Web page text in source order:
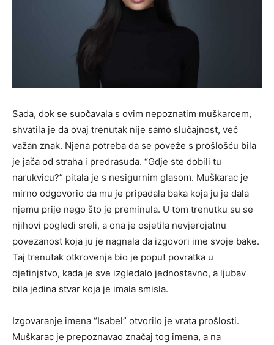
Sada, dok se suočavala s ovim nepoznatim muškarcem,
shvatila je da ovaj trenutak nije samo slučajnost, već
važan znak. Njena potreba da se poveže s prošlošću bila
je jača od straha i predrasuda. “Gdje ste dobili tu
narukvicu?” pitala je s nesigurnim glasom. Muškarac je
mirno odgovorio da mu je pripadala baka koja ju je dala
njemu prije nego što je preminula. U tom trenutku su se
njihovi pogledi sreli, a ona je osjetila nevjerojatnu
povezanost koja ju je nagnala da izgovori ime svoje bake.
Taj trenutak otkrovenja bio je poput povratka u
djetinjstvo, kada je sve izgledalo jednostavno, a ljubav
bila jedina stvar koja je imala smisla.
Izgovaranje imena “Isabel” otvorilo je vrata prošlosti.
Muškarac je prepoznavao značaj tog imena, a na